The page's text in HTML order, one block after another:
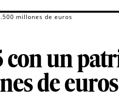
millones de euros
con un
de euros